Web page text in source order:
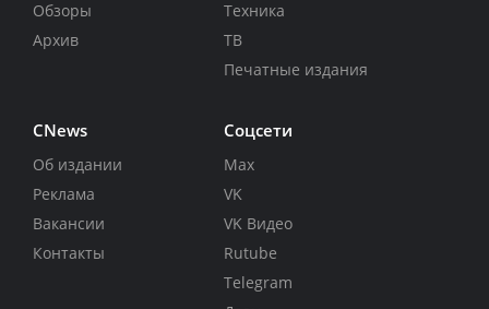
Обзоры
Архив
Техника
ТВ
Печатные издания
CNews
Об издании
Реклама
Вакансии
Контакты
Соцсети
Max
VK
VK Видео
Rutube
Telegram